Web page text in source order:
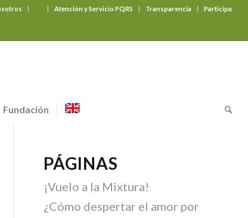
Atención y Servicio PQRS Transparencia Participa
Fundación
PÁGINAS
¡Vuelo a la Mixtura!
¿Cómo despertar el amor por